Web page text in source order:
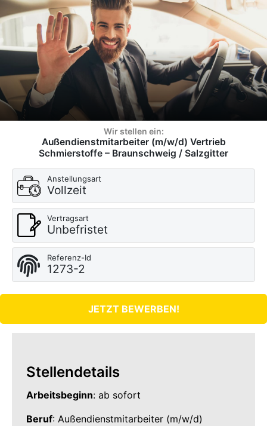
Wir stellen ein:
Außendienstmitarbeiter (m/w/d) Vertrieb
Schmierstoffe – Braunschweig / Salzgitter
Anstellungsart
Vollzeit
Vertragsart
Unbefristet
Referenz-Id
1273-2
JETZT BEWERBEN!
Stellendetails
Arbeitsbeginn: ab sofort
Beruf: Außendienstmitarbeiter (m/w/d)